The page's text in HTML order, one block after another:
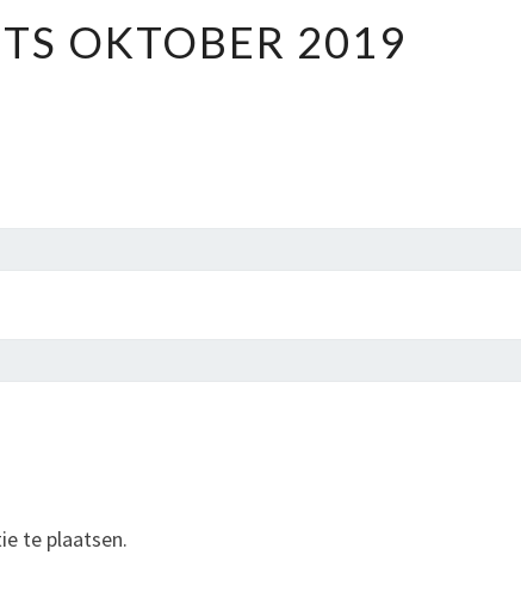
OKTOBER
OKTOBER 2019
te plaatsen.